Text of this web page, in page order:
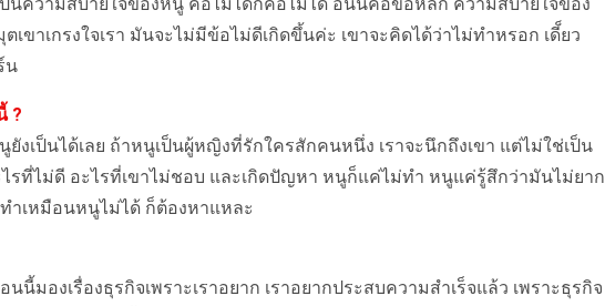
าเกรงใจเรา มันจะไม่มีข้อไม่ดีเกิดขึ้นค่ะ เขาจะคิดได้ว่าไม่ทำหรอก เดี็ยว
น
?
งเป็นได้เลย ถ้าหนูเป็นผู้หญิงที่รักใครสักคนหนึ่ง เราจะนึกถึงเขา แต่ไม่ใช่เป็น
รที่ไม่ดี อะไรที่เขาไม่ชอบ และเกิดปัญหา หนูก็แค่ไม่ทำ หนูแค่รู้สึกว่ามันไม่ยาก
ำเหมือนหนูไม่ได้ ก็ต้องหาแหละ
นนี้มองเรื่องธุรกิจเพราะเราอยาก เราอยากประสบความสำเร็จแล้ว เพราะธุรกิจ